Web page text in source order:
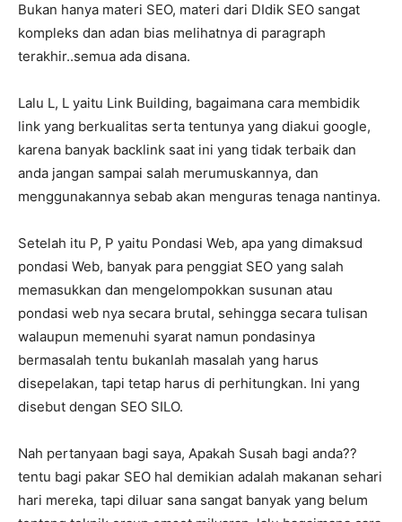
Bukan hanya materi SEO, materi dari DIdik SEO sangat
kompleks dan adan bias melihatnya di paragraph
terakhir..semua ada disana.
Lalu L, L yaitu Link Building, bagaimana cara membidik
link yang berkualitas serta tentunya yang diakui google,
karena banyak backlink saat ini yang tidak terbaik dan
anda jangan sampai salah merumuskannya, dan
menggunakannya sebab akan menguras tenaga nantinya.
Setelah itu P, P yaitu Pondasi Web, apa yang dimaksud
pondasi Web, banyak para penggiat SEO yang salah
memasukkan dan mengelompokkan susunan atau
pondasi web nya secara brutal, sehingga secara tulisan
walaupun memenuhi syarat namun pondasinya
bermasalah tentu bukanlah masalah yang harus
disepelakan, tapi tetap harus di perhitungkan. Ini yang
disebut dengan SEO SILO.
Nah pertanyaan bagi saya, Apakah Susah bagi anda??
tentu bagi pakar SEO hal demikian adalah makanan sehari
hari mereka, tapi diluar sana sangat banyak yang belum